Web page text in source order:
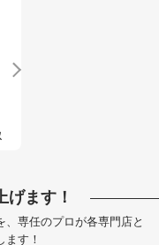
げます！
専任のプロが各専門店と
す！